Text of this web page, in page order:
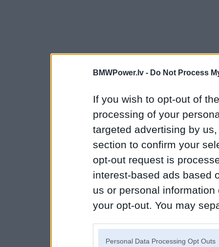
BMWPower.lv - Do Not Process
If you wish to opt-out of
processing of your
targeted advertising by
section to confirm your
opt-out request is
interest-based ads based
us or personal
your opt-out. You may
Personal Data Processing Opt Outs